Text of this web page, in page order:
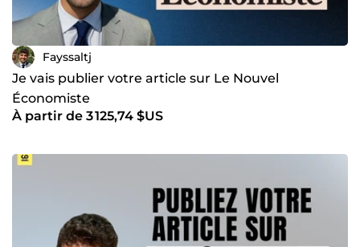
Fayssaltj
Je vais publier votre article sur Le Nouvel
Économiste
À partir de 3 125,74 $US